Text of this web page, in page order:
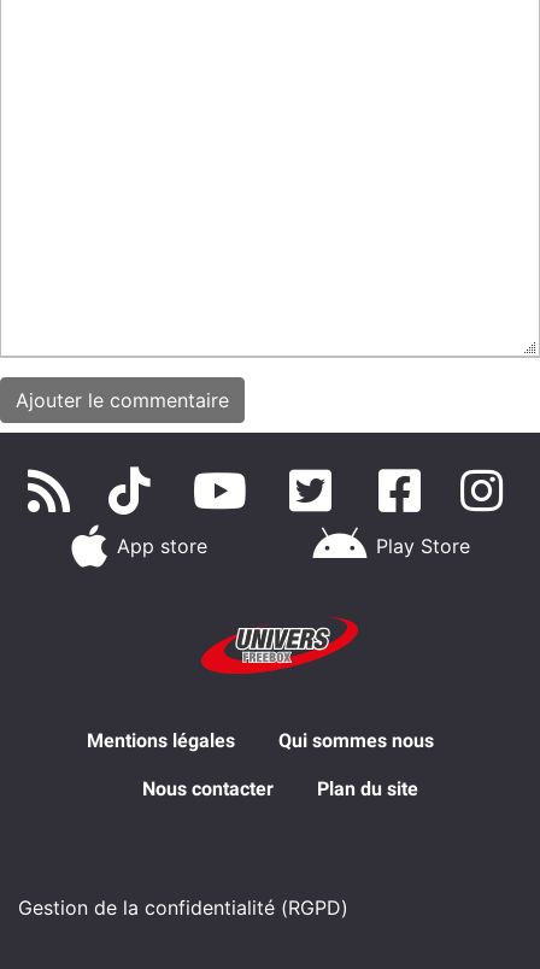
App store Play Store
Mentions légales Qui sommes nous
Nous contacter Plan du site
Gestion de la confidentialité (RGPD)